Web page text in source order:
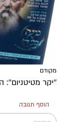
מקודם
''יקר מטיטניום'':
הוסף תגובה